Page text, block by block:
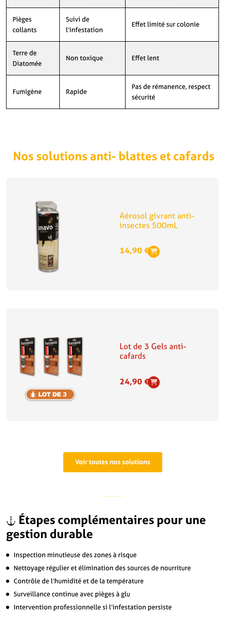
Pièges
collants
Suivi de
l’infestation
Effet limité sur colonie
Terre de
Diatomée
Non toxique Effet lent
Fumigène Rapide
Pas de rémanence, respect
sécurité
Nos solutions anti- blattes et cafards
Aérosol givrant anti-
insectes 500mL
14,90€
Lot de 3 Gels anti-
cafards
24,90€
Voir toutes nos solutions
Étapes complémentaires pour une
gestion durable
Inspection minutieuse des zones à risque
Nettoyage régulier et élimination des sources de nourriture
Contrôle de l’humidité et de la température
Surveillance continue avec pièges à glu
Intervention professionnelle si l’infestation persiste